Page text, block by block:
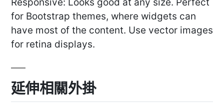
Responsive: Looks good at any size. Perfect
for Bootstrap themes, where widgets can
have most of the content. Use vector images
for retina displays.
延伸相關外掛